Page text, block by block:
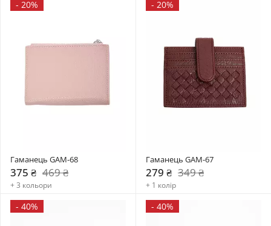
- 20%
Гаманець GAM-68
375 ₴ 469 ₴
+ 3 кольори
- 20%
Гаманець GAM-67
279 ₴ 349 ₴
+ 1 колір
- 40% - 40%